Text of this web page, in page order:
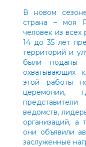
В новом
страна – моя
человек из
14 до 35 лет
территорий и
были поданы
охватывающих
этой работы
церемонии,
ведомств,
организаций, а
они объявили
заслуженные